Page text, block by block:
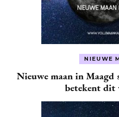
NIEUWE
Nieuwe maan in Maagd
betekent dit